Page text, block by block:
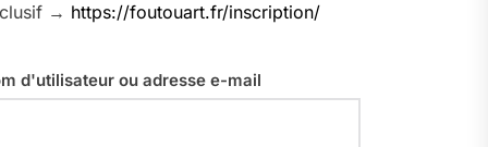
→ https://foutouart.fr/inscription/
d'utilisateur ou adresse e-mail